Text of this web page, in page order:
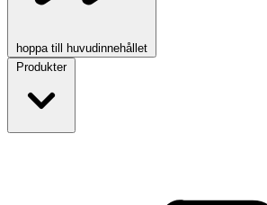
hoppa till huvudinnehållet
Produkter